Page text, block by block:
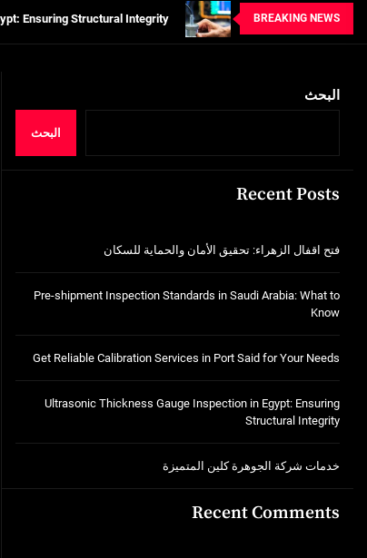
BREAKING NEWS خدمات شركة الجوهرة كلين المتميزة
in Saudi Arabia: What to Know
in Port Said for Your Needs
Ensuring Structural Integrity
البحث
البحث
Recent Posts
فتح اقفال الزهراء: تحقيق الأمان والحماية للسكان
Pre-shipment Inspection Standards in Saudi Arabia: What to
Know
Get Reliable Calibration Services in Port Said for Your Needs
Ultrasonic Thickness Gauge Inspection in Egypt: Ensuring
Structural Integrity
خدمات شركة الجوهرة كلين المتميزة
Recent Comments